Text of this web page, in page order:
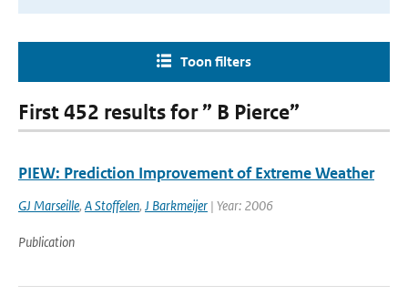
Toon filters
First 452 results for ” B Pierce”
PIEW: Prediction Improvement of Extreme Weather
GJ Marseille, A Stoffelen, J Barkmeijer | Year: 2006
Publication